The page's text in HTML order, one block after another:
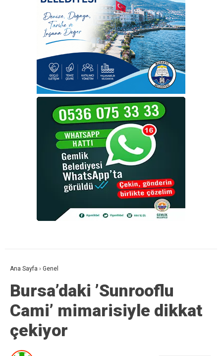
Ana Sayfa › Genel
Bursa’daki ’Sunrooflu
Cami’ mimarisiyle dikkat
çekiyor